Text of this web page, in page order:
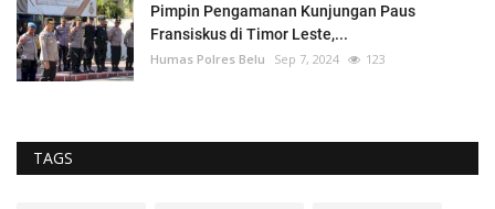
Pimpin Pengamanan Kunjungan Paus
Fransiskus di Timor Leste,...
Humas Polres Belu Sep 7, 2024 123
TAGS